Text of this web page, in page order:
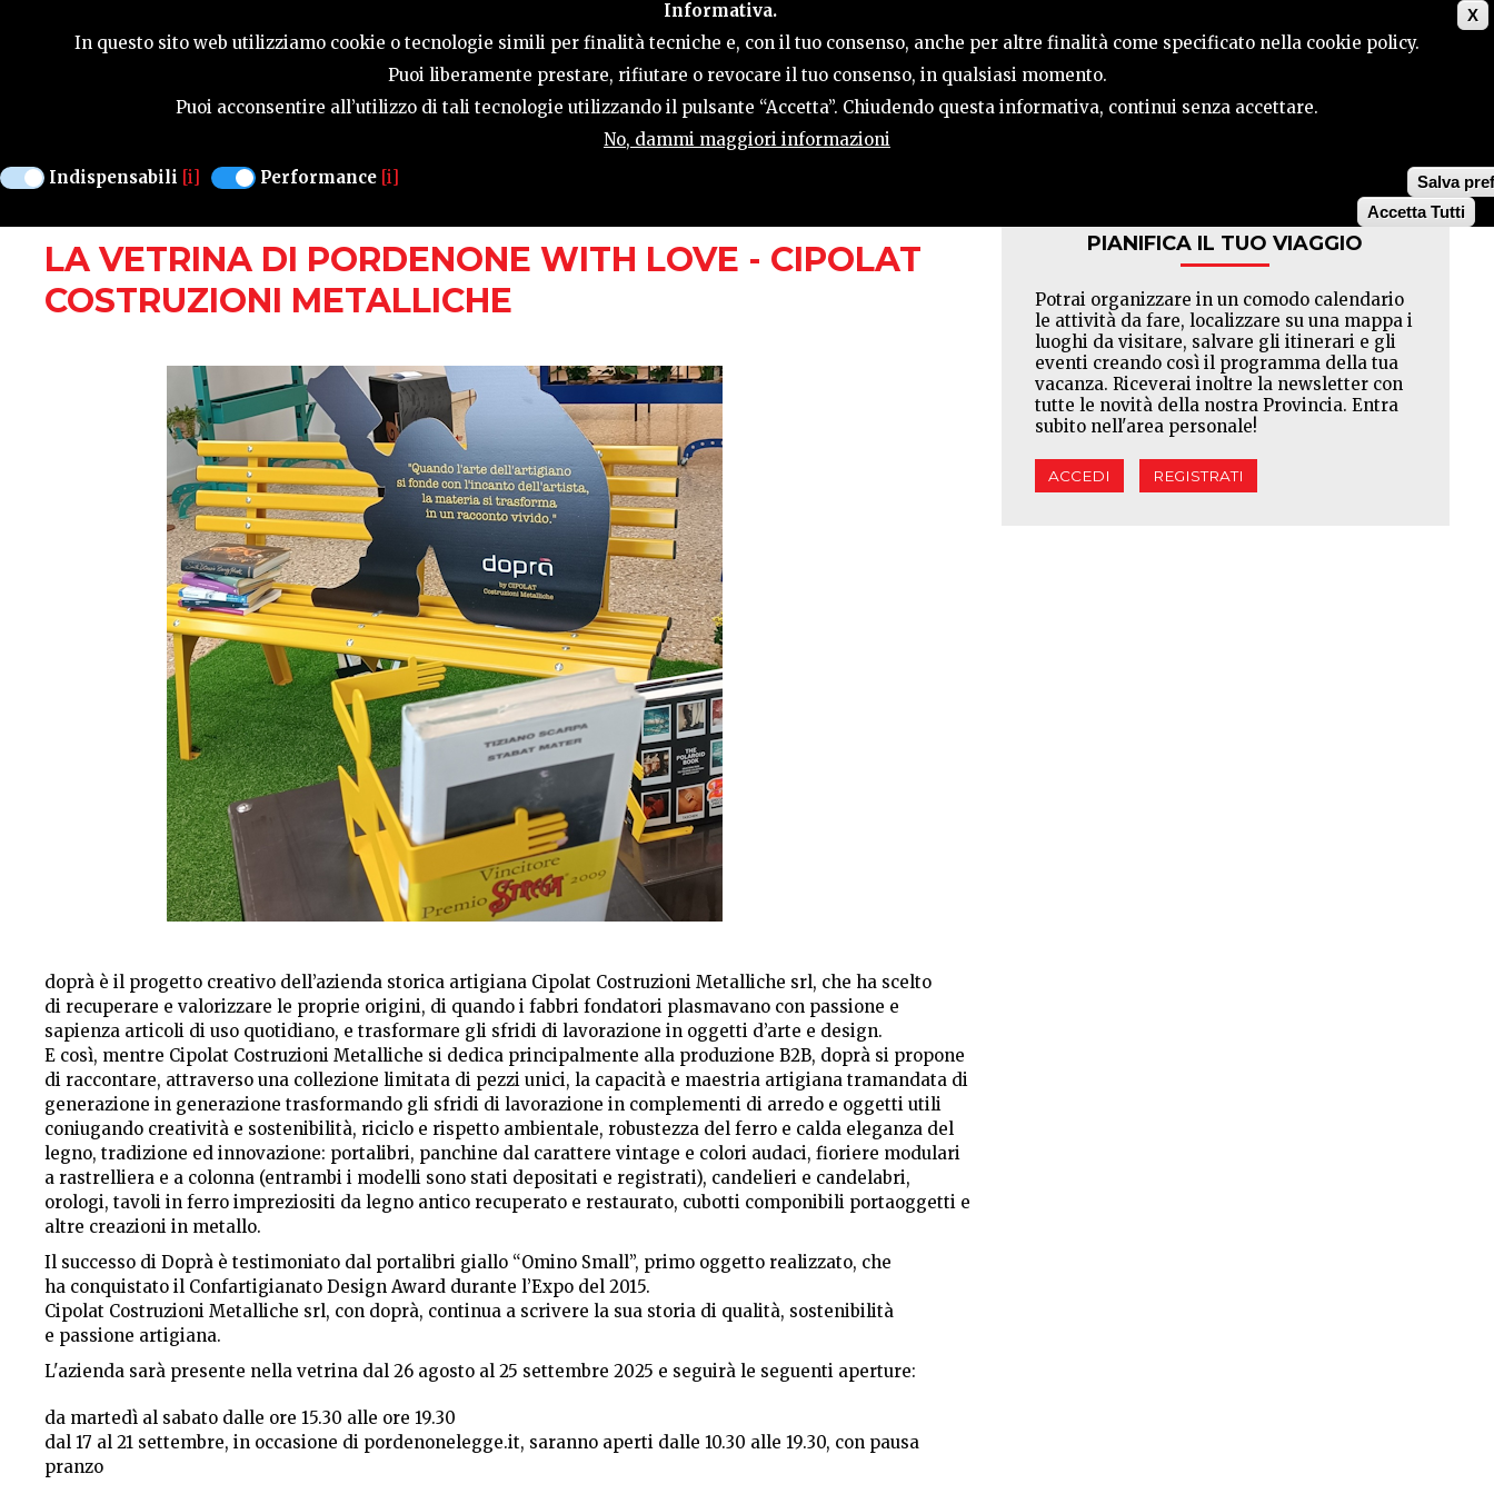
X
Informativa.
In questo sito web utilizziamo cookie o tecnologie simili per finalità tecniche e, con il tuo consenso, anche per altre finalità come specificato nella cookie policy.
Puoi liberamente prestare, rifiutare o revocare il tuo consenso, in qualsiasi momento.
Puoi acconsentire all’utilizzo di tali tecnologie utilizzando il pulsante “Accetta”. Chiudendo questa informativa, continui senza accettare.
No, dammi maggiori informazioni
Indispensabili [i] Performance [i]
Salva
Accetta Tutti
GUIDA STAGIONALE COSA FARE OSPITALITÀ GUIDA UTILE CONTATTI CERCA
LA VETRINA DI PORDENONE WITH LOVE - CIPOLAT
COSTRUZIONI METALLICHE
doprà è il progetto creativo dell’azienda storica artigiana Cipolat Costruzioni Metalliche srl, che ha scelto
di recuperare e valorizzare le proprie origini, di quando i fabbri fondatori plasmavano con passione e
sapienza articoli di uso quotidiano, e trasformare gli sfridi di lavorazione in oggetti d’arte e design.
E così, mentre Cipolat Costruzioni Metalliche si dedica principalmente alla produzione B2B, doprà si propone
di raccontare, attraverso una collezione limitata di pezzi unici, la capacità e maestria artigiana tramandata di
generazione in generazione trasformando gli sfridi di lavorazione in complementi di arredo e oggetti utili
coniugando creatività e sostenibilità, riciclo e rispetto ambientale, robustezza del ferro e calda eleganza del
legno, tradizione ed innovazione: portalibri, panchine dal carattere vintage e colori audaci, fioriere modulari
a rastrelliera e a colonna (entrambi i modelli sono stati depositati e registrati), candelieri e candelabri,
orologi, tavoli in ferro impreziositi da legno antico recuperato e restaurato, cubotti componibili portaoggetti e
altre creazioni in metallo.
Il successo di Doprà è testimoniato dal portalibri giallo “Omino Small”, primo oggetto realizzato, che
ha conquistato il Confartigianato Design Award durante l’Expo del 2015.
Cipolat Costruzioni Metalliche srl, con doprà, continua a scrivere la sua storia di qualità, sostenibilità
e passione artigiana.
L'azienda sarà presente nella vetrina dal 26 agosto al 25 settembre 2025 e seguirà le seguenti aperture:
da martedì al sabato dalle ore 15.30 alle ore 19.30
dal 17 al 21 settembre, in occasione di pordenonelegge.it, saranno aperti dalle 10.30 alle 19.30, con pausa
pranzo
PIANIFICA IL TUO VIAGGIO
Potrai organizzare in un comodo calendario
le attività da fare, localizzare su una mappa i
luoghi da visitare, salvare gli itinerari e gli
eventi creando così il programma della tua
vacanza. Riceverai inoltre la newsletter con
tutte le novità della nostra Provincia. Entra
subito nell'area personale!
ACCEDI REGISTRATI